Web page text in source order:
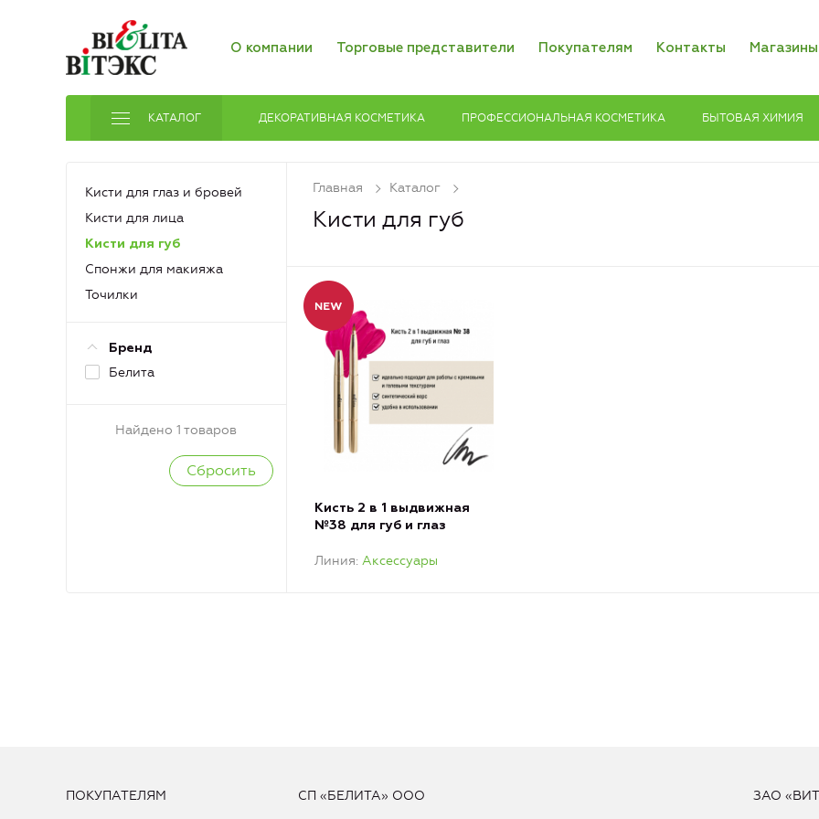
О компании Торговые представители Покупателям Контакты Магазины
КАТАЛОГ ДЕКОРАТИВНАЯ КОСМЕТИКА ПРОФЕССИОНАЛЬНАЯ КОСМЕТИКА БЫТОВАЯ ХИМИЯ
Кисти для глаз и бровей
Кисти для лица
Кисти для губ
Спонжи для макияжа
Точилки
Бренд
Белита
Найдено 1 товаров
Главная Каталог
Кисти для губ
Кисть 2 в 1 выдвижная
№38 для губ и глаз
Линия Аксессуары
ПОКУПАТЕЛЯМ
СП «БЕЛИТА» ООО
ЗАО